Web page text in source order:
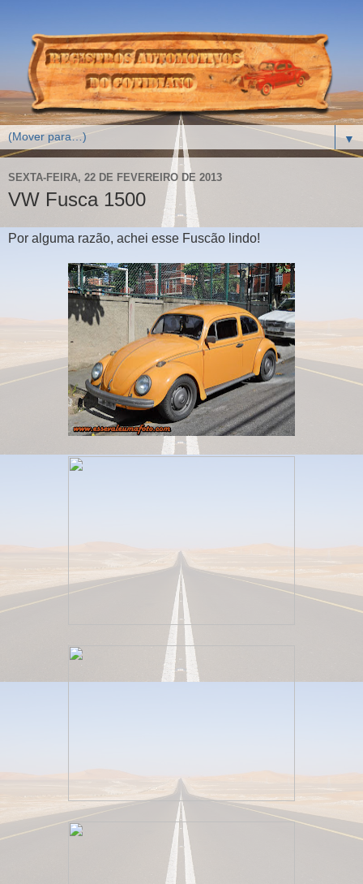
▼
SEXTA-FEIRA, 22 DE FEVEREIRO DE 2013
VW Fusca 1500
Por alguma razão, achei esse Fuscão lindo!